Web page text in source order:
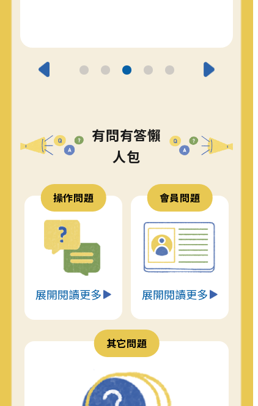
有問有答懶
人包
操作問題
展開閱讀更多
會員問題
展開閱讀更多
其它問題